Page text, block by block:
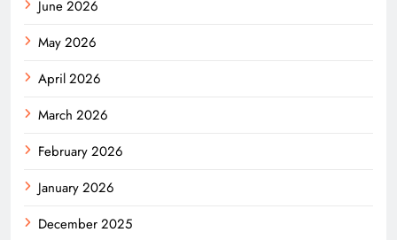
June 2026
May 2026
April 2026
March 2026
February 2026
January 2026
December 2025